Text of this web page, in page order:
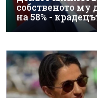
собственото му
на 58% -